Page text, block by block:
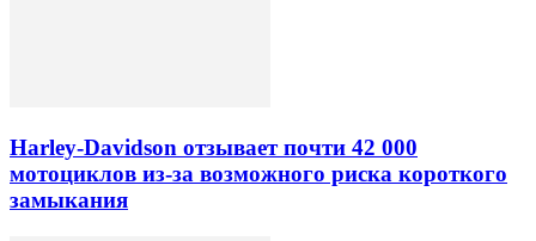
Harley-Davidson отзывает почти 42 000
мотоциклов из-за возможного риска короткого
замыкания